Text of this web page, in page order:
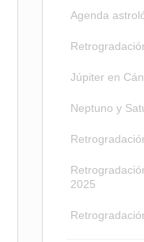
Agenda
Júpiter en
Neptuno y
2025